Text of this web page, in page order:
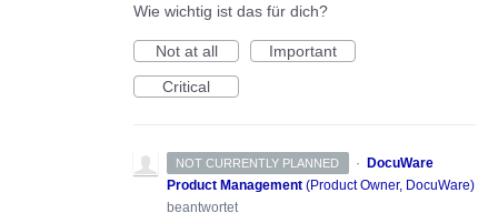
Wie wichtig ist das für dich?
Not at all
Important
Critical
NOT CURRENTLY PLANNED ·
DocuWare
Product Management (Product Owner, DocuWare)
beantwortet